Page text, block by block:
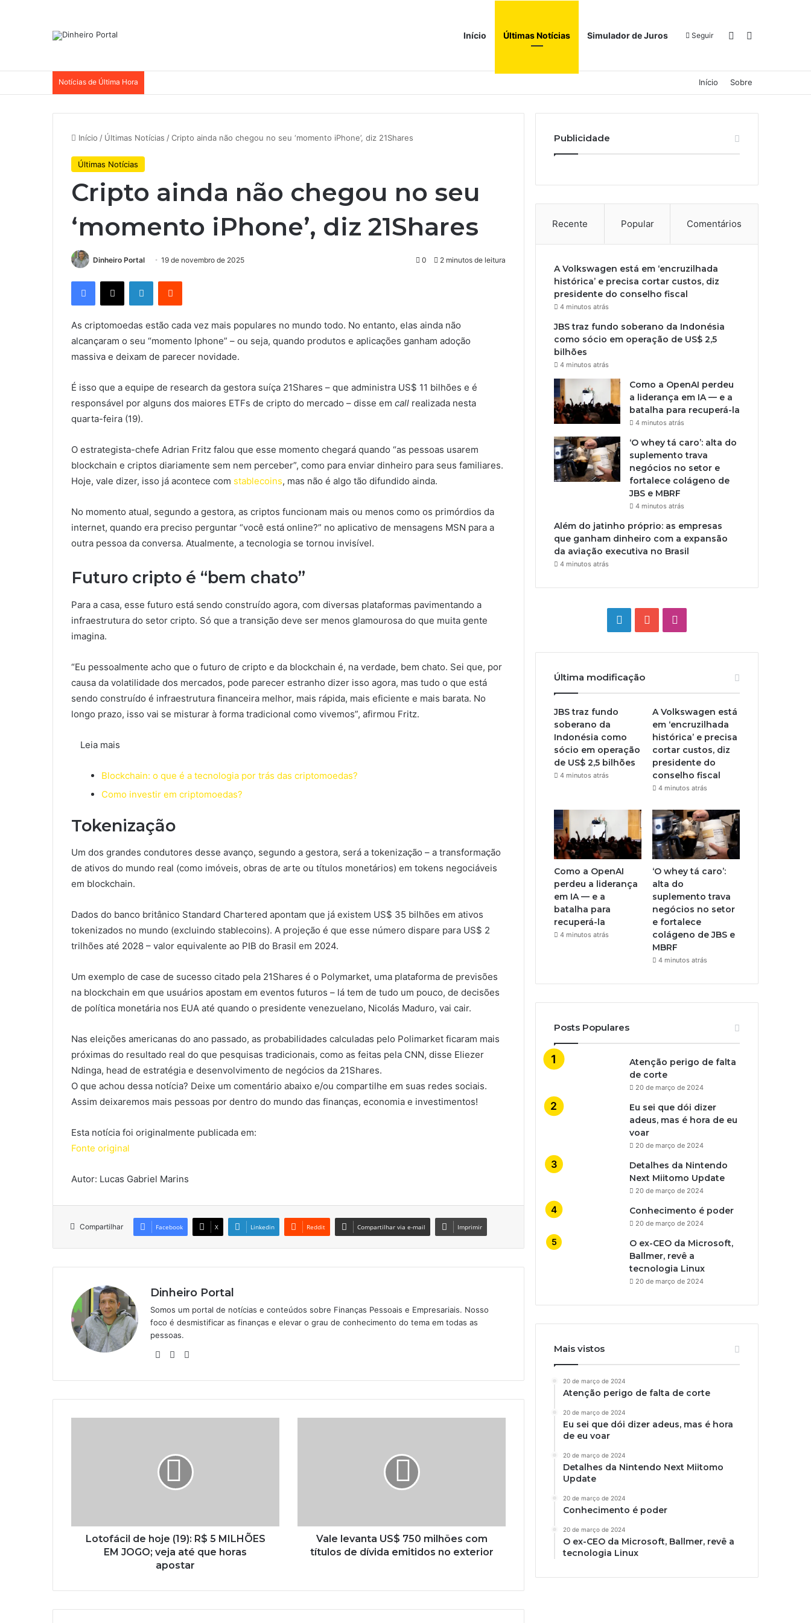
Início Últimas Notícias Simulador de Juros Seguir Switch skin
Notícias de Última Hora Início Sobre
Início / Últimas Notícias /Cripto ainda não chegou no seu ‘momento iPhone’, diz 21Shares
Últimas Notícias
Cripto ainda não chegou no seu
‘momento iPhone’, diz 21Shares
Dinheiro Portal 19 de novembro de 2025 0 2 minutos de leitura
Facebook
X LinkedinReddit
As criptomoedas estão cada vez mais populares no mundo todo. No entanto, elas ainda não
alcançaram o seu “momento Iphone” – ou seja, quando produtos e aplicações ganham adoção
massiva e deixam de parecer novidade.
É isso que a equipe de research da gestora suíça 21Shares – que administra US$ 11 bilhões e é
responsável por alguns dos maiores ETFs de cripto do mercado – disse em call realizada nesta
quarta-feira (19).
O estrategista-chefe Adrian Fritz falou que esse momento chegará quando “as pessoas usarem
blockchain e criptos diariamente sem nem perceber”, como para enviar dinheiro para seus familiares.
Hoje, vale dizer, isso já acontece com stablecoins, mas não é algo tão difundido ainda.
No momento atual, segundo a gestora, as criptos funcionam mais ou menos como os primórdios da
internet, quando era preciso perguntar “você está online?” no aplicativo de mensagens MSN para a
outra pessoa da conversa. Atualmente, a tecnologia se tornou invisível.
Futuro cripto é “bem chato”
Para a casa, esse futuro está sendo construído agora, com diversas plataformas pavimentando a
infraestrutura do setor cripto. Só que a transição deve ser menos glamourosa do que muita gente
imagina.
“Eu pessoalmente acho que o futuro de cripto e da blockchain é, na verdade, bem chato. Sei que, por
causa da volatilidade dos mercados, pode parecer estranho dizer isso agora, mas tudo o que está
sendo construído é infraestrutura financeira melhor, mais rápida, mais eficiente e mais barata. No
longo prazo, isso vai se misturar à forma tradicional como vivemos”, afirmou Fritz.
Leia mais
Blockchain: o que é a tecnologia por trás das criptomoedas?
Como investir em criptomoedas?
Tokenização
Um dos grandes condutores desse avanço, segundo a gestora, será a tokenização – a transformação
de ativos do mundo real (como imóveis, obras de arte ou títulos monetários) em tokens negociáveis
em blockchain.
Dados do banco britânico Standard Chartered apontam que já existem US$ 35 bilhões em ativos
tokenizados no mundo (excluindo stablecoins). A projeção é que esse número dispare para US$ 2
trilhões até 2028 – valor equivalente ao PIB do Brasil em 2024.
Um exemplo de case de sucesso citado pela 21Shares é o Polymarket, uma plataforma de previsões
na blockchain em que usuários apostam em eventos futuros – lá tem de tudo um pouco, de decisões
de política monetária nos EUA até quando o presidente venezuelano, Nicolás Maduro, vai cair.
Nas eleições americanas do ano passado, as probabilidades calculadas pelo Polimarket ficaram mais
próximas do resultado real do que pesquisas tradicionais, como as feitas pela CNN, disse Eliezer
Ndinga, head de estratégia e desenvolvimento de negócios da 21Shares.
O que achou dessa notícia? Deixe um comentário abaixo e/ou compartilhe em suas redes sociais.
Assim deixaremos mais pessoas por dentro do mundo das finanças, economia e investimentos!
Esta notícia foi originalmente publicada em:
Fonte original
Autor: Lucas Gabriel Marins
Compartilhar Facebook X Linkedin Reddit Compartilhar via e-mail Imprimir
Dinheiro Portal
Somos um portal de notícias e conteúdos sobre Finanças Pessoais e Empresariais. Nosso
foco é desmistificar as finanças e elevar o grau de conhecimento do tema em todas as
pessoas.
WebsiteLinkedin
Lotofácil de hoje (19): R$ 5 MILHÕES
EM JOGO; veja até que horas
apostar
Vale levanta US$ 750 milhões com
títulos de dívida emitidos no exterior
Publicidade
Recente Popular Comentários
A Volkswagen está em ‘encruzilhada
histórica’ e precisa cortar custos, diz
presidente do conselho fiscal
4 minutos atrás
JBS traz fundo soberano da Indonésia
como sócio em operação de US$ 2,5
bilhões
4 minutos atrás
Como a OpenAI perdeu
a liderança em IA — e a
batalha para recuperá-la
4 minutos atrás
‘O whey tá caro’: alta do
suplemento trava
negócios no setor e
fortalece colágeno de
JBS e MBRF
4 minutos atrás
Além do jatinho próprio: as empresas
que ganham dinheiro com a expansão
da aviação executiva no Brasil
4 minutos atrás
LinkedinYouTube
Última modificação
JBS traz fundo
soberano da
Indonésia como
sócio em operação
de US$ 2,5 bilhões
4 minutos atrás
A Volkswagen está
em ‘encruzilhada
histórica’ e precisa
cortar custos, diz
presidente do
conselho fiscal
4 minutos atrás
Como a OpenAI
perdeu a liderança
em IA — e a
batalha para
recuperá-la
4 minutos atrás
‘O whey tá caro’:
alta do
suplemento trava
negócios no setor
e fortalece
colágeno de JBS e
MBRF
4 minutos atrás
Posts Populares
Atenção perigo de falta
de corte
20 de março de 2024
Eu sei que dói dizer
adeus, mas é hora de eu
voar
20 de março de 2024
Detalhes da Nintendo
Next Miitomo Update
20 de março de 2024
Conhecimento é poder
20 de março de 2024
O ex-CEO da Microsoft,
Ballmer, revê a
tecnologia Linux
20 de março de 2024
Mais vistos
20 de março de 2024
Atenção perigo de falta de corte
20 de março de 2024
Eu sei que dói dizer adeus, mas é hora
de eu voar
20 de março de 2024
Detalhes da Nintendo Next Miitomo
Update
20 de março de 2024
Conhecimento é poder
20 de março de 2024
O ex-CEO da Microsoft, Ballmer, revê a
tecnologia Linux